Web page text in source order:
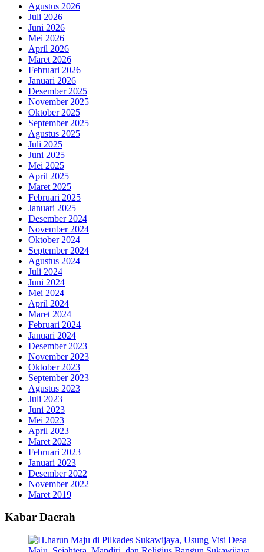
Agustus 2026
Juli 2026
Juni 2026
Mei 2026
April 2026
Maret 2026
Februari 2026
Januari 2026
Desember 2025
November 2025
Oktober 2025
September 2025
Agustus 2025
Juli 2025
Juni 2025
Mei 2025
April 2025
Maret 2025
Februari 2025
Januari 2025
Desember 2024
November 2024
Oktober 2024
September 2024
Agustus 2024
Juli 2024
Juni 2024
Mei 2024
April 2024
Maret 2024
Februari 2024
Januari 2024
Desember 2023
November 2023
Oktober 2023
September 2023
Agustus 2023
Juli 2023
Juni 2023
Mei 2023
April 2023
Maret 2023
Februari 2023
Januari 2023
Desember 2022
November 2022
Maret 2019
Kabar Daerah